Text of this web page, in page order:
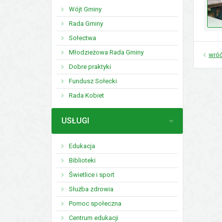
Wójt Gminy
Rada Gminy
Sołectwa
Młodzieżowa Rada Gminy
Dobre praktyki
Fundusz Sołecki
Rada Kobiet
MENU
USŁUGI
Edukacja
Biblioteki
Świetlice i sport
Służba zdrowia
Pomoc społeczna
Centrum edukacji